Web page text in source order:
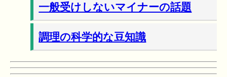
一般受けしないマイナーの話題
調理の科学的な豆知識